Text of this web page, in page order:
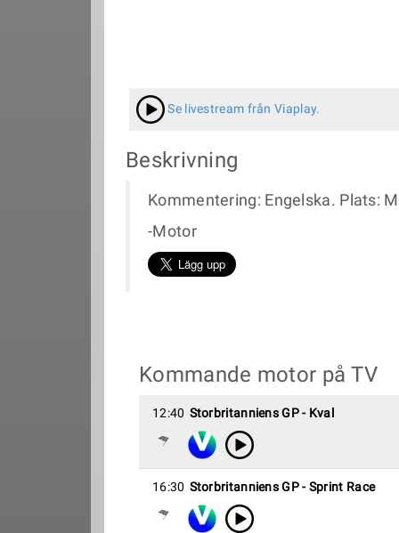
Se livestream från Viaplay.
Beskrivning
Kommentering: Engelska. Plats:
-Motor
Kommande motor på TV
12:40 Storbritanniens GP - Kval
16:30 Storbritanniens GP - Sprint Race